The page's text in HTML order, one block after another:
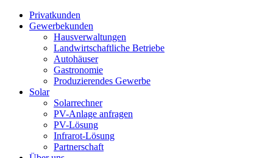
Privatkunden
Gewerbekunden
Hausverwaltungen
Landwirtschaftliche Betriebe
Autohäuser
Gastronomie
Produzierendes Gewerbe
Solar
Solarrechner
PV-Anlage anfragen
PV-Lösung
Infrarot-Lösung
Partnerschaft